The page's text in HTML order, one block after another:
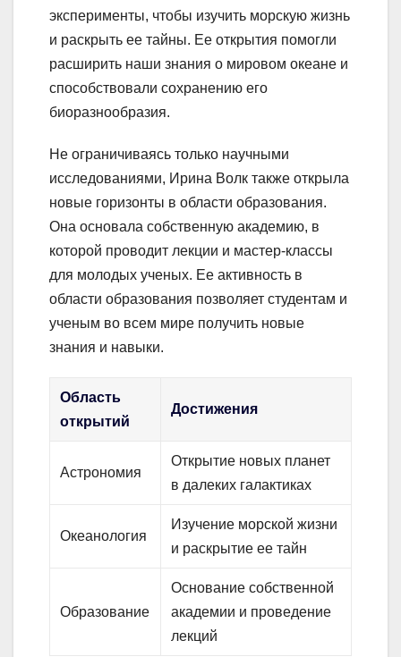
эксперименты, чтобы изучить морскую жизнь
и раскрыть ее тайны. Ее открытия помогли
расширить наши знания о мировом океане и
способствовали сохранению его
биоразнообразия.
Не ограничиваясь только научными
исследованиями, Ирина Волк также открыла
новые горизонты в области образования.
Она основала собственную академию, в
которой проводит лекции и мастер-классы
для молодых ученых. Ее активность в
области образования позволяет студентам и
ученым во всем мире получить новые
знания и навыки.
Область
открытий
Достижения
Астрономия
Открытие новых планет
в далеких галактиках
Океанология
Изучение морской жизни
и раскрытие ее тайн
Образование
Основание собственной
академии и проведение
лекций